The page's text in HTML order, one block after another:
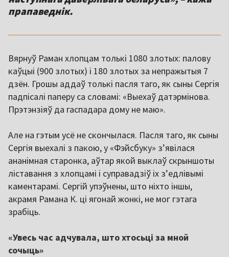
прапаведнік.
Вярнуў Раман хлопцам толькі 1080 злотых: палову
каўцыі (900 злотых) і 180 злотых за непражытыя 7
дзён. Грошы аддаў толькі пасля таго, як сыны Сергія
падпісалі паперу са словамі: «Выехаў датэрмінова.
Прэтэнзіяў да гаспадара дому не маю».
Але на гэтым усё не скончылася. Пасля таго, як сыны
Сергія выехалі з пакою, у «Фэйсбуку» з’явілася
ананімная старонка, аўтар якой выклаў скрыншоты
ліставання з хлопцамі і суправадзіў іх з’едлівымі
каментарамі. Сергій упэўнены, што ніхто іншы,
акрамя Рамана К. ці ягонай жонкі, не мог гэтага
зрабіць.
«Увесь час адчувала, што хтосьці за мной
сочыць»